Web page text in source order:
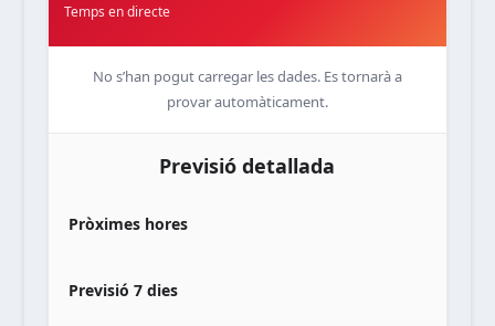
Temps en directe
No s’han pogut carregar les dades. Es tornarà a
provar automàticament.
Previsió detallada
Pròximes hores
Previsió 7 dies